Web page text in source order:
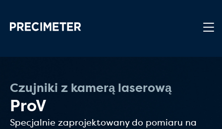
Czujniki z kamerą laserową
ProV
Specjalnie zaprojektowany do pomiaru na